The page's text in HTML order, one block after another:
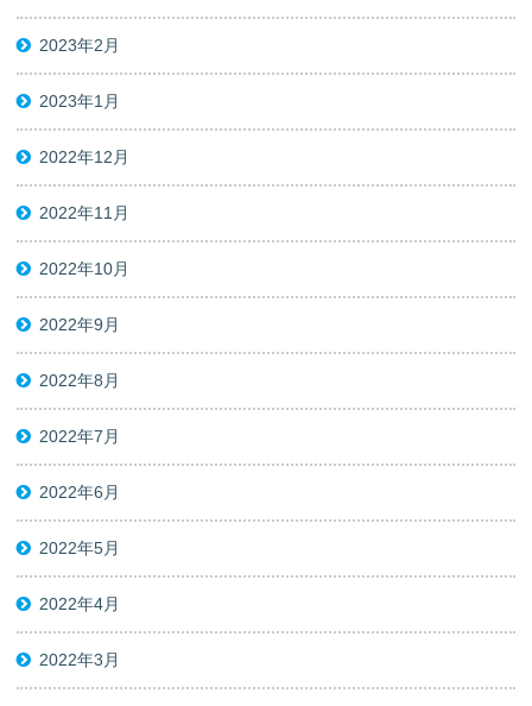
2023年2月
2023年1月
2022年12月
2022年11月
2022年10月
2022年9月
2022年8月
2022年7月
2022年6月
2022年5月
2022年4月
2022年3月